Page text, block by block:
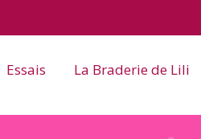
Essais La Braderie de Lili